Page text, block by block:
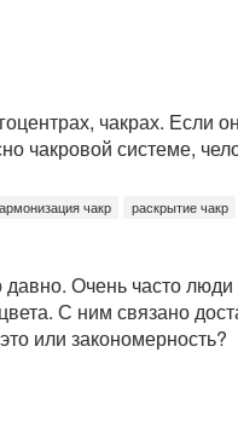
чакрах. Если
чакровой системе,
чакр раскрытие чакр
давно. Очень часто
С ним связано
или закономерность?